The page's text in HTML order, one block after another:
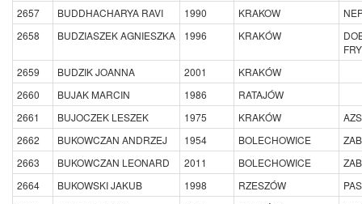
2657
BUDDHACHARYA RAVI 1990 KRAKOW
2658
BUDZIASZEK AGNIESZKA 1996 KRAKÓW
2659
BUDZIK JOANNA 2001
KRAKÓW
2660
BUJAK MARCIN 1986
RATAJÓW
2661
BUJOCZEK LESZEK 1975 KRAKÓW
2662
BUKOWCZAN ANDRZEJ 1954 BOLECHOWICE
2663
BUKOWCZAN LEONARD 2011 BOLECHOWICE
2664
BUKOWSKI JAKUB 1998 RZESZÓW